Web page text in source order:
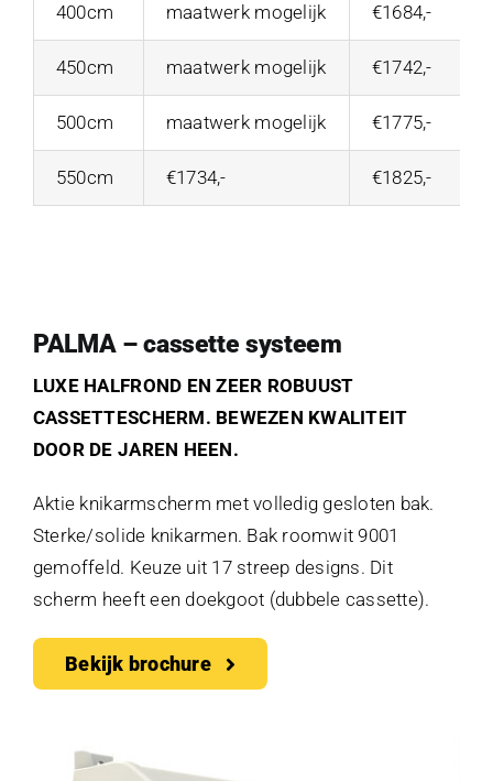
400cm maatwerk mogelijk €1684,-
450cm maatwerk mogelijk €1742,-
500cm maatwerk mogelijk €1775,-
550cm €1734,- €1825,-
PALMA – cassette systeem
LUXE HALFROND EN ZEER ROBUUST
CASSETTESCHERM. BEWEZEN KWALITEIT
DOOR DE JAREN HEEN.
Aktie knikarmscherm met volledig gesloten bak.
Sterke/solide knikarmen. Bak roomwit 9001
gemoffeld. Keuze uit 17 streep designs. Dit
scherm heeft een doekgoot (dubbele cassette).
Bekijk brochure